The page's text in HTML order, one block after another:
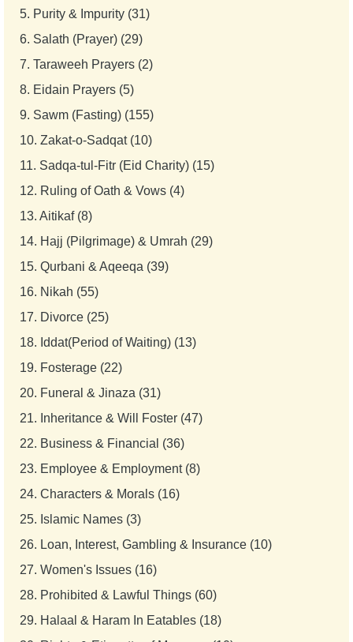
5. Purity & Impurity (31)
6. Salath (Prayer) (29)
7. Taraweeh Prayers (2)
8. Eidain Prayers (5)
9. Sawm (Fasting) (155)
10. Zakat-o-Sadqat (10)
11. Sadqa-tul-Fitr (Eid Charity) (15)
12. Ruling of Oath & Vows (4)
13. Aitikaf (8)
14. Hajj (Pilgrimage) & Umrah (29)
15. Qurbani & Aqeeqa (39)
16. Nikah (55)
17. Divorce (25)
18. Iddat(Period of Waiting) (13)
19. Fosterage (22)
20. Funeral & Jinaza (31)
21. Inheritance & Will Foster (47)
22. Business & Financial (36)
23. Employee & Employment (8)
24. Characters & Morals (16)
25. Islamic Names (3)
26. Loan, Interest, Gambling & Insurance (10)
27. Women's Issues (16)
28. Prohibited & Lawful Things (60)
29. Halaal & Haram In Eatables (18)